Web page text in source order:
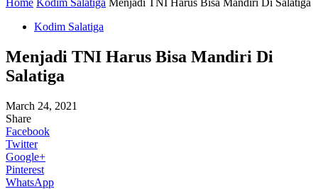
Home Kodim Salatiga Menjadi TNI Harus Bisa Mandiri Di Salatiga
Kodim Salatiga
Menjadi TNI Harus Bisa Mandiri Di
Salatiga
March 24, 2021
Share
Facebook
Twitter
Google+
Pinterest
WhatsApp